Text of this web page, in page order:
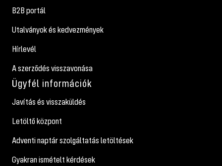
B2B portál
Utalványok és kedvezmények
Hírlevél
A szerződés visszavonása
Ügyfél információk
Javítás és visszaküldés
Letöltő központ
Adventi naptár szolgáltatás letöltések
Gyakran ismételt kérdések